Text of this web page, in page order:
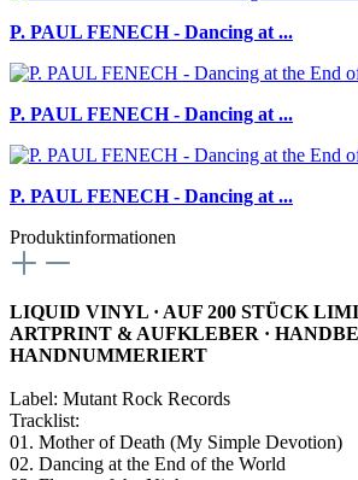
P. PAUL FENECH - Dancing at ...
P. PAUL FENECH - Dancing at ...
P. PAUL FENECH - Dancing at ...
Produktinformationen
LIQUID VINYL · AUF 200 STÜCK
ARTPRINT & AUFKLEBER ·
HANDNUMMERIERT
Label: Mutant Rock Records
Tracklist:
01. Mother of Death (My Simple Devotion)
02. Dancing at the End of the World